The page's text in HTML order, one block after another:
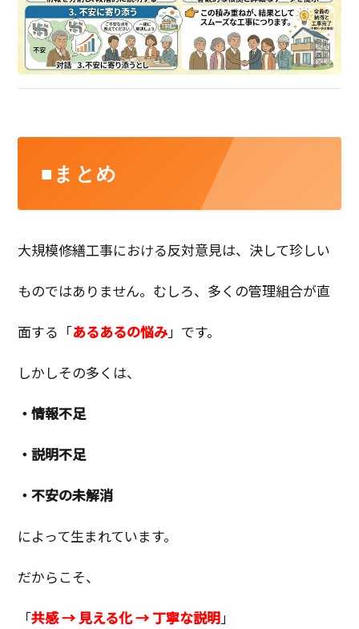
■まとめ
大規模修繕工事における反対意見は、決して珍しい
ものではありません。むしろ、多くの管理組合が直
面する「あるあるの悩み」です。
しかしその多くは、
・情報不足
・説明不足
・不安の未解消
によって生まれています。
だからこそ、
「共感 → 見える化 → 丁寧な説明」